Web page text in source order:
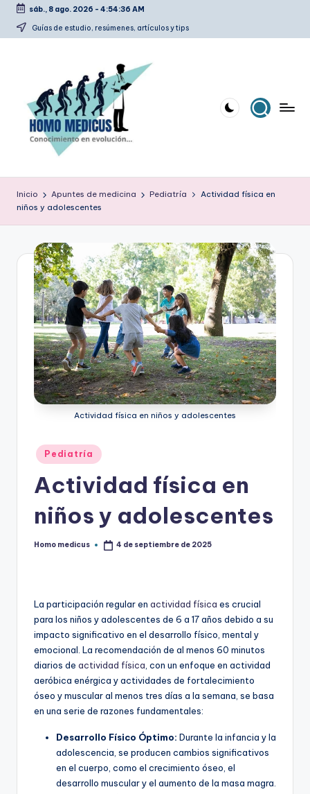
Saltar
sáb., 8 ago. 2026 - 4:54:36 AM
Guías de estudio, resúmenes, artículos y tips
o
m
m
d
ic
estudio,
tips
Inicio Apuntes de medicina Pediatría
Actividad física en
niños y adolescentes
Actividad física en niños y adolescentes
Publicado
en
Pediatría
Actividad física en
niños y adolescentes
Publicado
Homo medicus 4 de septiembre de 2025
La participación regular en actividad física es crucial
para los niños y adolescentes de 6 a 17 años debido a su
impacto significativo en el desarrollo físico, mental y
emocional. La recomendación de al menos 60 minutos
diarios de actividad física , con un enfoque en actividad
aeróbica enérgica y actividades de fortalecimiento
óseo y muscular al menos tres días a la semana, se basa
en una serie de razones fundamentales:
Desarrollo Físico Óptimo: Durante la infancia y la
adolescencia, se producen cambios significativos
en el cuerpo, como el crecimiento óseo, el
desarrollo muscular y el aumento de la masa magra.